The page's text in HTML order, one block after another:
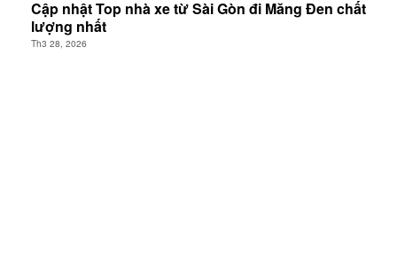
Cập nhật Top nhà xe từ Sài Gòn đi Măng Đen chất
lượng nhất
Th3 28, 2026